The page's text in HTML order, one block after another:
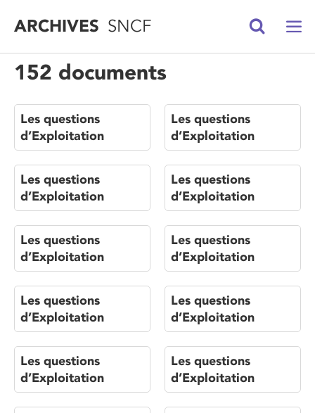
ARCHIVESSNCF
152 documents
Les questions
d’Exploitation
Les questions
d’Exploitation
Les questions
d’Exploitation
Les questions
d’Exploitation
Les questions
d’Exploitation
Les questions
d’Exploitation
Les questions
d’Exploitation
Les questions
d’Exploitation
Les questions
d’Exploitation
Les questions
d’Exploitation